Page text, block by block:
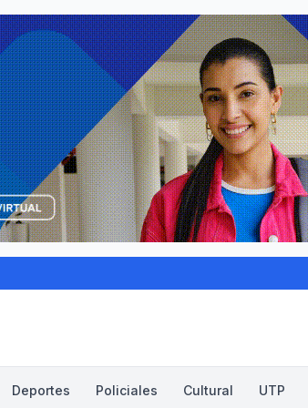
Deportes Policiales Cultural UTP